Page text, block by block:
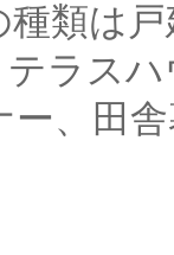
類は
ラス
、田